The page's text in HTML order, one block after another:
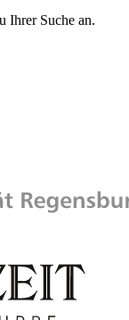
Ihrer Suche an.